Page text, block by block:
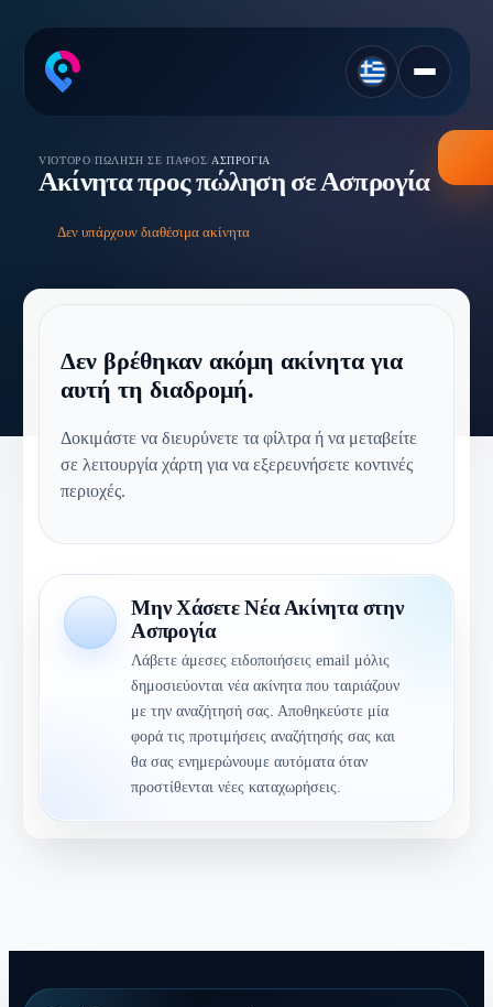
VIOTOPO/ΠΏΛΗΣΗ ΣΕ ΠΆΦΟΣ/ ΑΣΠΡΟΓΊΑ
Ακίνητα προς πώληση σε Ασπρογία
Δεν υπάρχουν διαθέσιμα ακίνητα
Δεν βρέθηκαν ακόμη ακίνητα για
αυτή τη διαδρομή.
Δοκιμάστε να διευρύνετε τα φίλτρα ή να μεταβείτε
σε λειτουργία χάρτη για να εξερευνήσετε κοντινές
περιοχές.
Μην Χάσετε Νέα Ακίνητα στην
Ασπρογία
Λάβετε άμεσες ειδοποιήσεις email μόλις
δημοσιεύονται νέα ακίνητα που ταιριάζουν
με την αναζήτησή σας. Αποθηκεύστε μία
φορά τις προτιμήσεις αναζήτησής σας και
θα σας ενημερώνουμε αυτόματα όταν
προστίθενται νέες καταχωρήσεις.